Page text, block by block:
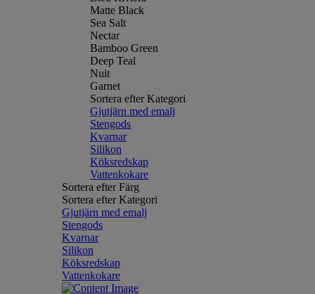
Matte Black
Sea Salt
Nectar
Bamboo Green
Deep Teal
Nuit
Garnet
Sortera efter Kategori
Gjutjärn med emalj
Stengods
Kvarnar
Silikon
Köksredskap
Vattenkokare
Sortera efter Färg
Sortera efter Kategori
Gjutjärn med emalj
Stengods
Kvarnar
Silikon
Köksredskap
Vattenkokare